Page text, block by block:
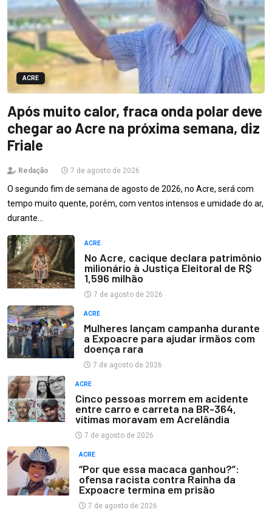
ACRE
Após muito calor, fraca onda polar deve
chegar ao Acre na próxima semana, diz
Friale
Redação 7 de agosto de 2026
O segundo fim de semana de agosto de 2026, no Acre, será com
tempo muito quente, porém, com ventos intensos e umidade do ar,
durante…
ACRE
No Acre, cacique declara patrimônio
milionário à Justiça Eleitoral de R$
1,596 milhão
7 de agosto de 2026
ACRE
Mulheres lançam campanha durante
a Expoacre para ajudar irmãos com
doença rara
7 de agosto de 2026
ACRE
Cinco pessoas morrem em acidente
entre carro e carreta na BR-364,
vítimas moravam em Acrelândia
7 de agosto de 2026
ACRE
“Por que essa macaca ganhou?”:
ofensa racista contra Rainha da
Expoacre termina em prisão
7 de agosto de 2026